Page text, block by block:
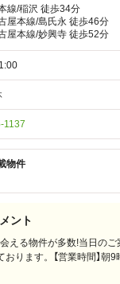
線/稲沢 徒歩34分
屋本線/島氏永 徒歩46分
屋本線/妙興寺 徒歩52分
1137
物件
ント
える物件が多数!当日のご
ります。【営業時間】